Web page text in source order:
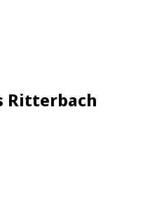
Ritterbach